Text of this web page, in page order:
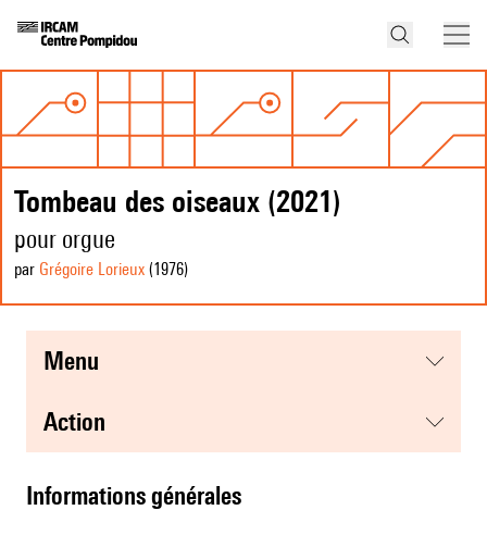
Tombeau des oiseaux (2021)
pour orgue
par Grégoire Lorieux (1976)
menu
action
informations générales